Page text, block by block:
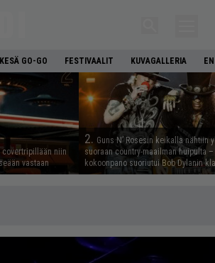
GO-GO FESTIVAALIT KUVAGALLERIA
covertripillään niin
vastaan
2. Guns N’ Rosesin keikalla nähtiin
suoraan country-maailman huipulta
kokoonpano suoriutui Bob Dylanin